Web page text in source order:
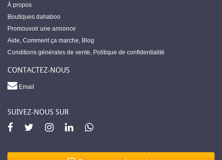
À propos
Boutiques dahaboo
Promouvoir une annonce
Aide, Comment ça marche, Blog
Conditions générales de vente, Politique de confidentialité
CONTACTEZ-NOUS
Email
SUIVEZ-NOUS SUR